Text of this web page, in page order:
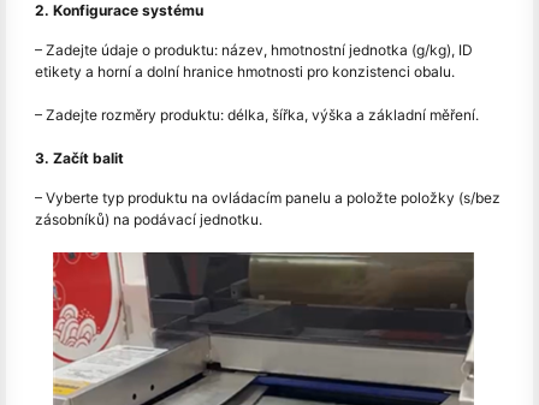
2. Konfigurace systému
– Zadejte údaje o produktu: název, hmotnostní jednotka (g/kg), ID
etikety a horní a dolní hranice hmotnosti pro konzistenci obalu.
– Zadejte rozměry produktu: délka, šířka, výška a základní měření.
3. Začít balit
– Vyberte typ produktu na ovládacím panelu a položte položky (s/bez
zásobníků) na podávací jednotku.